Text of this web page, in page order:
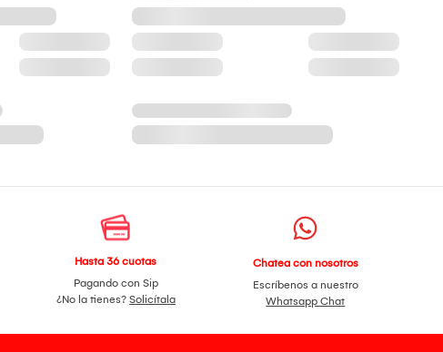
Hasta 36 cuotas
Pagando con Sip
¿No la tienes? Solicítala
Chatea con nosotros
Escríbenos a nuestro
Whatsapp Chat